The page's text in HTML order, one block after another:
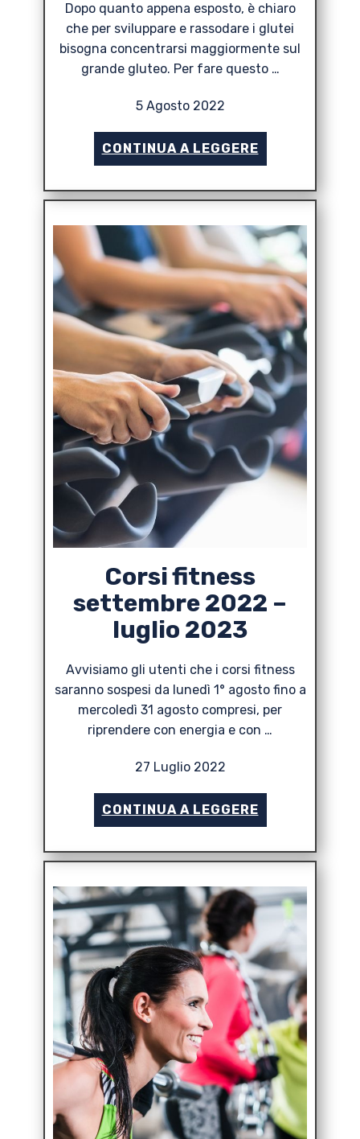
Dopo quanto appena esposto, è chiaro
che per sviluppare e rassodare i glutei
bisogna concentrarsi maggiormente sul
grande gluteo. Per fare questo …
5 Agosto 2022
CONTINUA A LEGGERE
Corsi fitness
settembre 2022 –
luglio 2023
Avvisiamo gli utenti che i corsi fitness
saranno sospesi da lunedì 1° agosto fino a
mercoledì 31 agosto compresi, per
riprendere con energia e con …
27 Luglio 2022
CONTINUA A LEGGERE